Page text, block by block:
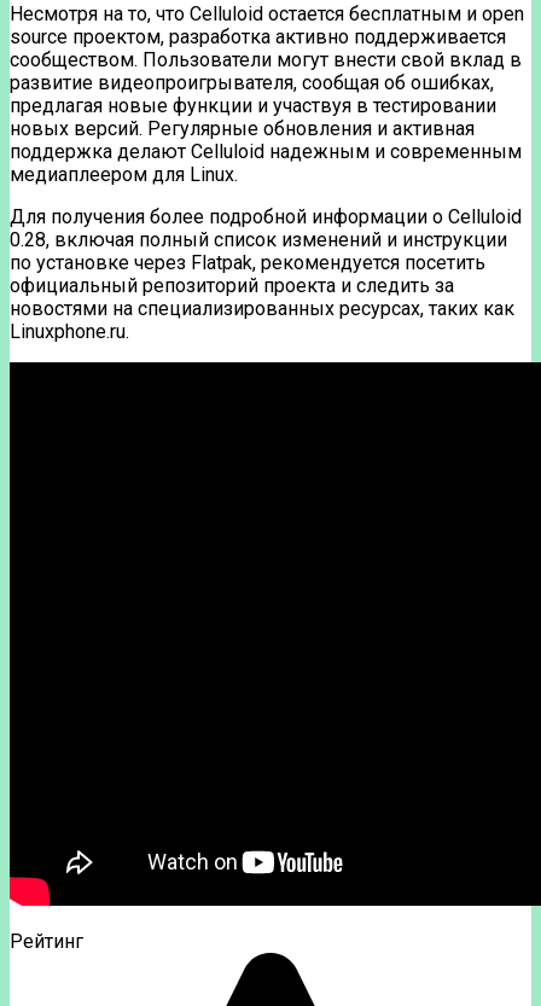
Несмотря на то, что Celluloid остается бесплатным и open
source проектом, разработка активно поддерживается
сообществом. Пользователи могут внести свой вклад в
развитие видеопроигрывателя, сообщая об ошибках,
предлагая новые функции и участвуя в тестировании
новых версий. Регулярные обновления и активная
поддержка делают Celluloid надежным и современным
медиаплеером для Linux.
Для получения более подробной информации о Celluloid
0.28, включая полный список изменений и инструкции
по установке через Flatpak, рекомендуется посетить
официальный репозиторий проекта и следить за
новостями на специализированных ресурсах, таких как
Linuxphone.ru.
Рейтинг